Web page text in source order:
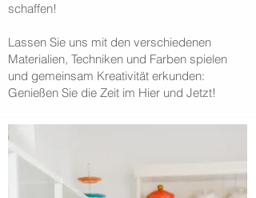
schaffen!
Lassen Sie uns mit den verschiedenen
Materialien, Techniken und Farben spielen
und gemeinsam Kreativität erkunden:
Genießen Sie die Zeit im Hier und Jetzt!